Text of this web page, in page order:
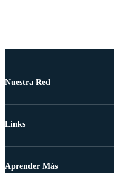
Nuestra Red
Links
Aprender Más